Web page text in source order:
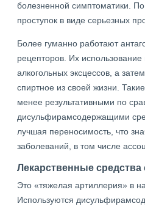
болезненной симптоматики. По
проступок в виде серьезных
Более гуманно работают
рецепторов. Их использование
алкогольных эксцессов, а
спиртное из своей жизни.
менее результативными по
дисульфирамсодержащими
лучшая переносимость, что
заболеваний, в том числе
Лекарственные
Это «тяжелая артиллерия» в
Используются